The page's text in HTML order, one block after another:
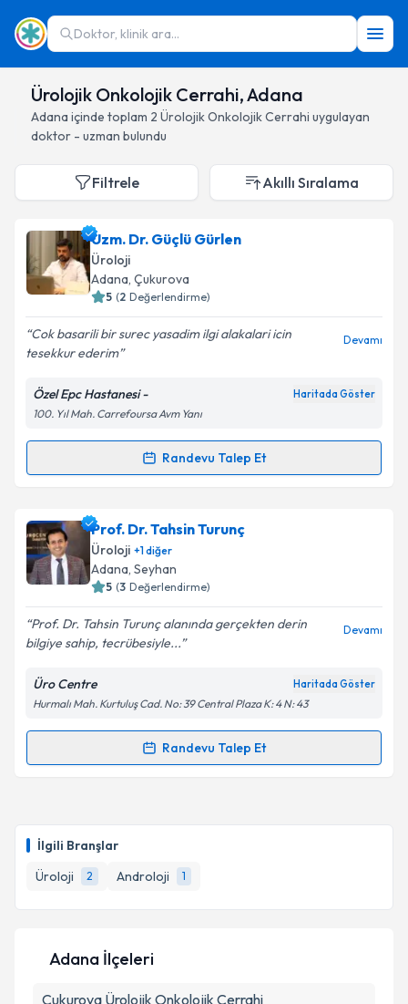
Doktor, klinik ara...
Ürolojik Onkolojik Cerrahi, Adana
Adana içinde toplam 2 Ürolojik Onkolojik Cerrahi uygulayan
doktor - uzman bulundu
İlgili Branşlar
Üroloji
2 Androloji 1
Filtrele Akıllı Sıralama
Uzm. Dr. Güçlü Gürlen
Üroloji
Adana, Çukurova
5 (2 Değerlendirme)
Cok basarili bir surec yasadim ilgi alakalari icin
tesekkur ederim
Devamı
Özel Epc Hastanesi - Haritada Göster
100. Yıl Mah. Carrefoursa Avm Yanı
Randevu Talep Et
Randevu Takvimi Talebi
Uzm. Dr. Güçlü Gürleniçin randevu takvimi talebi
oluşturun. Size bu uzmandan randevu almanız için bir
takvim hazırlandığında e-posta ile bilgilendireceğiz.
Kişisel verilerimin işlenmesine ilişkin
Aydınlatma
Metni'ni okudum ve kişisel verilerimin belirtilen
kapsamda işlenmesini kabul ediyorum.
Prof. Dr. Tahsin Turunç
Üroloji +1diğer
Adana, Seyhan
5 (3 Değerlendirme)
Prof. Dr. Tahsin Turunç alanında gerçekten derin
bilgiye sahip, tecrübesiyle...
Devamı
Üro Centre Haritada Göster
Hurmalı Mah. Kurtuluş Cad. No: 39 Central Plaza K: 4 N: 43
Randevu Talep Et
Randevu Takvimi Talebi
takvim hazırlandığında e-posta ile bilgilendireceğiz.
E-posta Adresiniz
Metni'ni okudum ve kişisel verilerimin belirtilen
Adana İlçeleri
Çukurova Ürolojik Onkolojik Cerrahi